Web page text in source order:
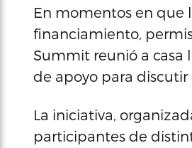
En momentos en que
financiamiento,
Summit reunió a casa
de apoyo para
La iniciativa,
participantes de